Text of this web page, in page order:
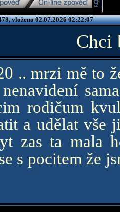
vloženo 02.07.2026 02:22:07
Chci
.. mrzi mě to
rodičum
a udělat
zas ta mala
s pocitem že